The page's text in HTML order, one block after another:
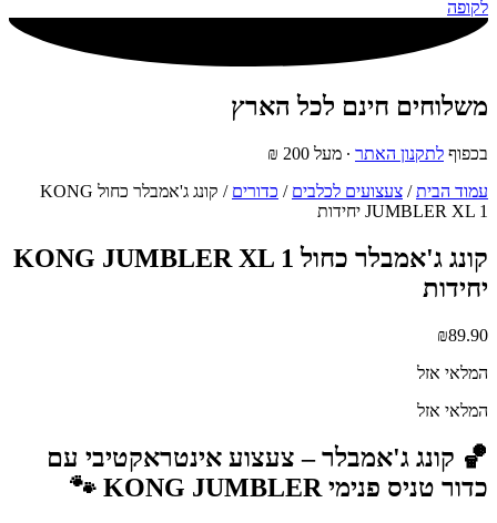
לקופה
משלוחים חינם לכל הארץ
בכפוף לתקנון האתר ∙ מעל 200 ₪
עמוד הבית/ צעצועים לכלבים / כדורים
/ קונג ג'אמבלר כחול KONG
JUMBLER XL 1 יחידות
קונג ג'אמבלר כחול KONG JUMBLER XL 1
יחידות
₪89.90
המלאי אזל
המלאי אזל
🏀 קונג ג'אמבלר – צעצוע אינטראקטיבי עם
כדור טניס פנימי KONG JUMBLER 🐾